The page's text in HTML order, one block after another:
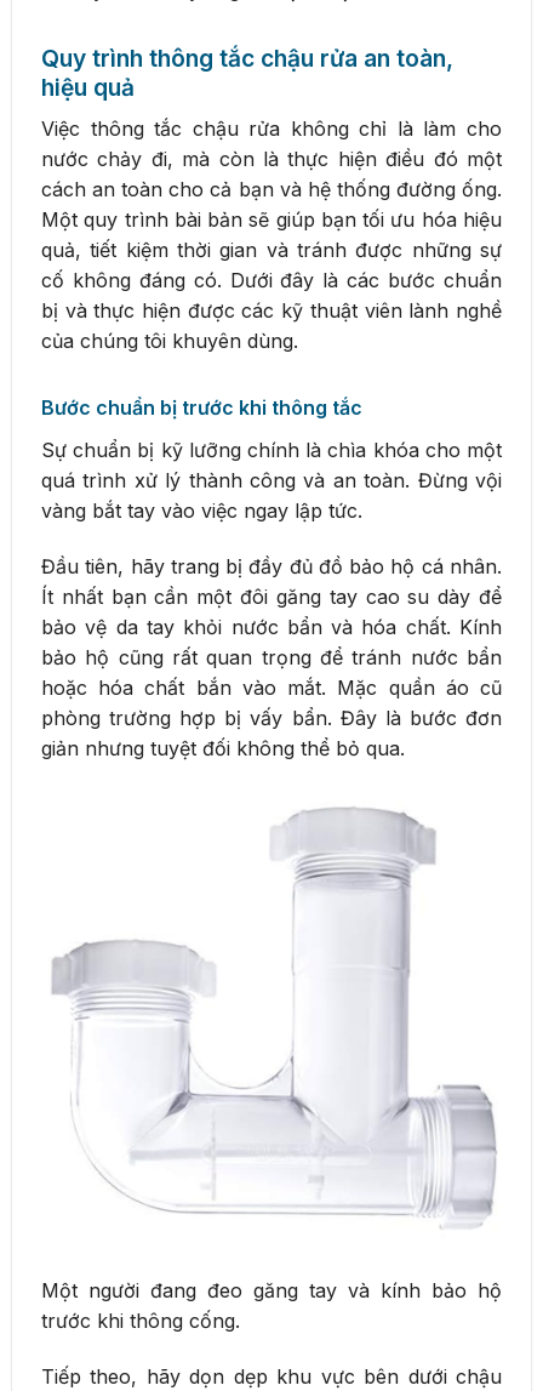
Quy trình thông tắc chậu rửa an toàn,
hiệu quả
Việc thông tắc chậu rửa không chỉ là làm cho
nước chảy đi, mà còn là thực hiện điều đó một
cách an toàn cho cả bạn và hệ thống đường ống.
Một quy trình bài bản sẽ giúp bạn tối ưu hóa hiệu
quả, tiết kiệm thời gian và tránh được những sự
cố không đáng có. Dưới đây là các bước chuẩn
bị và thực hiện được các kỹ thuật viên lành nghề
của chúng tôi khuyên dùng.
Bước chuẩn bị trước khi thông tắc
Sự chuẩn bị kỹ lưỡng chính là chìa khóa cho một
quá trình xử lý thành công và an toàn. Đừng vội
vàng bắt tay vào việc ngay lập tức.
Đầu tiên, hãy trang bị đầy đủ đồ bảo hộ cá nhân.
Ít nhất bạn cần một đôi găng tay cao su dày để
bảo vệ da tay khỏi nước bẩn và hóa chất. Kính
bảo hộ cũng rất quan trọng để tránh nước bẩn
hoặc hóa chất bắn vào mắt. Mặc quần áo cũ
phòng trường hợp bị vấy bẩn. Đây là bước đơn
giản nhưng tuyệt đối không thể bỏ qua.
Một người đang đeo găng tay và kính bảo hộ
trước khi thông cống.
Tiếp theo, hãy dọn dẹp khu vực bên dưới chậu